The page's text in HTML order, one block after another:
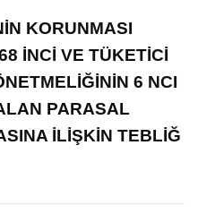
KORUNMASI
İNCİ VE TÜKETİCİ
6 NCI
PARASAL
İLİŞKİN TEBLİĞ